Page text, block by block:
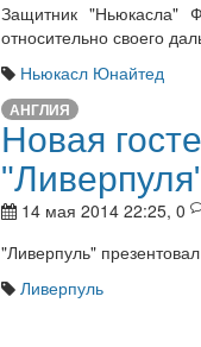
Защитник "Ньюкасла"
относительно своего
Ньюкасл Юнайтед
АНГЛИЯ
Новая
14 мая 2014 22:25, 0
"Ливерпуль"
Ливерпуль